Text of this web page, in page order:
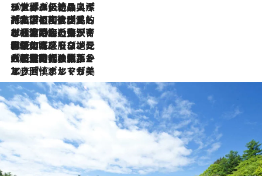
2026.8.8
リスボンの絶品スイーツ「パステル・デ・ナタ」とは？ポルトガル伝統の奥深い世界へ
2026.7.27
「私の祖国はポルトガル語です」国民的詩人フェルナンド・ペソアと、彼が愛した文学の街を歩く
2026.7.26
ポルトガル近海が育む極上の海の幸。キリリと冷えた白ワインと愉しむ、シーフード専門店の贅沢
2026.7.22
伝統の味をモダンに昇華。高感度な地元客が集う、リスボンの最旬ガストロノミー
2026.7.21
大航海時代の栄華から、震災、独裁、そして革命へ。ポルトガル・首都リスボンの石畳に刻まれた「歴史の光と影」
2026.7.13
エッセイ・ヤマザキマリ「慎ましくも美しき国 ポルトガル」